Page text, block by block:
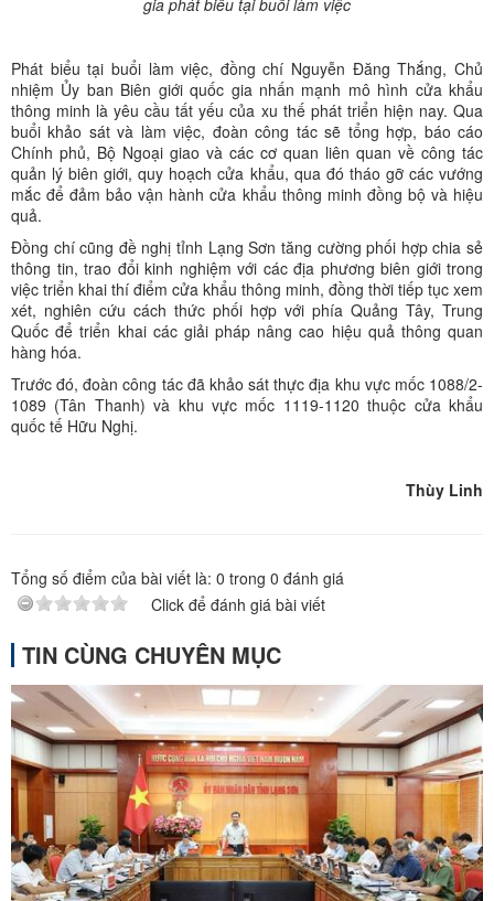
gia phát biểu tại buổi làm việc
Phát biểu tại buổi làm việc, đồng chí Nguyễn Đăng Thắng, Chủ
nhiệm Ủy ban Biên giới quốc gia nhấn mạnh mô hình cửa khẩu
thông minh là yêu cầu tất yếu của xu thế phát triển hiện nay. Qua
buổi khảo sát và làm việc, đoàn công tác sẽ tổng hợp, báo cáo
Chính phủ, Bộ Ngoại giao và các cơ quan liên quan về công tác
quản lý biên giới, quy hoạch cửa khẩu, qua đó tháo gỡ các vướng
mắc để đảm bảo vận hành cửa khẩu thông minh đồng bộ và hiệu
quả.
Đồng chí cũng đề nghị tỉnh Lạng Sơn tăng cường phối hợp chia sẻ
thông tin, trao đổi kinh nghiệm với các địa phương biên giới trong
việc triển khai thí điểm cửa khẩu thông minh, đồng thời tiếp tục xem
xét, nghiên cứu cách thức phối hợp với phía Quảng Tây, Trung
Quốc để triển khai các giải pháp nâng cao hiệu quả thông quan
hàng hóa.
Trước đó, đoàn công tác đã khảo sát thực địa khu vực mốc 1088/2-
1089 (Tân Thanh) và khu vực mốc 1119-1120 thuộc cửa khẩu
quốc tế Hữu Nghị.
Thùy Linh
Tổng số điểm của bài viết là: 0 trong 0 đánh giá
Click để đánh giá bài viết
TIN CÙNG CHUYÊN MỤC